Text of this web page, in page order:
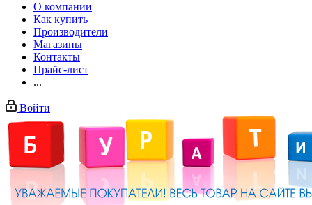
О компании
Как купить
Производители
Магазины
Контакты
Прайс-лист
...
Войти